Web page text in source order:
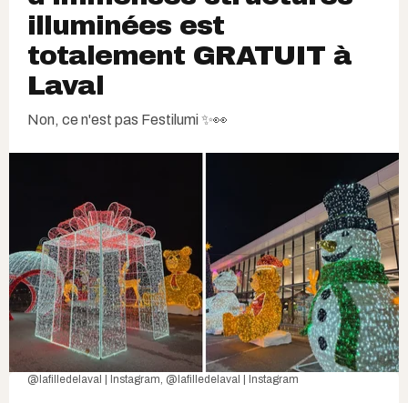
illuminées est
totalement GRATUIT à
Laval
Non, ce n'est pas Festilumi ✨👀
@lafilledelaval | Instagram @lafilledelaval | Instagram